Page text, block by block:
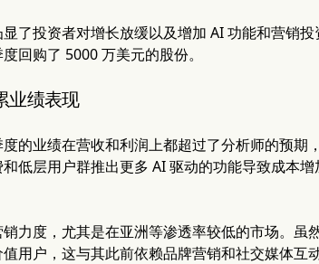
了投资者对增长放缓以及增加 AI 功能和营销
回购了 5000 万美元的股份。
业绩表现
的业绩在营收和利润上都超过了分析师的预
低层用户群推出更多 AI 驱动的功能导致成本
力度，尤其是在亚洲等渗透率较低的市场。
用户，这与其此前依赖品牌营销和社交媒体互